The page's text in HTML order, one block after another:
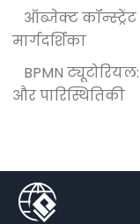
ऑब्जेक्ट
मार्गदर्शिका
BPMN
और पारिस्थितिकी